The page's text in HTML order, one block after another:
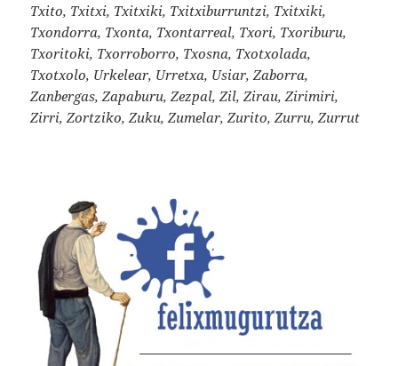
Txito, Txitxi, Txitxiki, Txitxiburruntzi, Txitxiki,
Txondorra, Txonta, Txontarreal, Txori, Txoriburu,
Txoritoki, Txorroborro, Txosna, Txotxolada,
Txotxolo, Urkelear, Urretxa, Usiar, Zaborra,
Zanbergas, Zapaburu, Zezpal, Zil, Zirau, Zirimiri,
Zirri, Zortziko, Zuku, Zumelar, Zurito, Zurru, Zurrut